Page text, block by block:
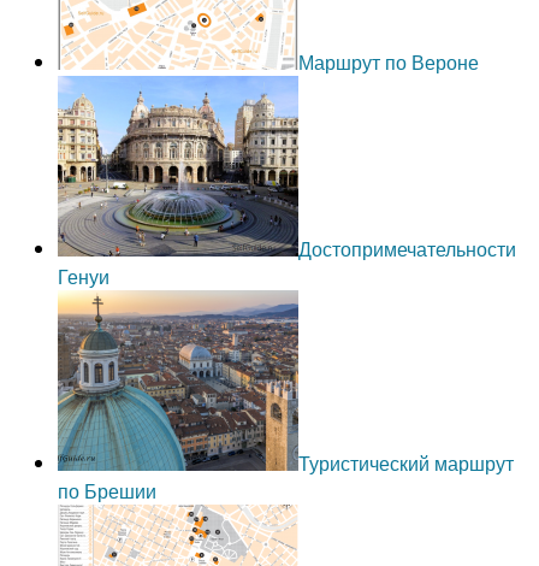
Маршрут по Вероне
Достопримечательности
Генуи
Туристический маршрут
по Брешии